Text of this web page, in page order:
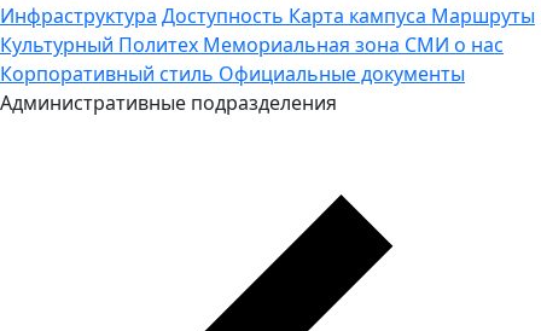
Инфраструктура Доступность Карта кампуса Маршруты
Культурный Политех Мемориальная зона СМИ о нас
Корпоративный стиль Официальные документы
Административные подразделения